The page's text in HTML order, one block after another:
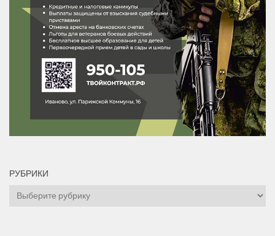
РУБРИКИ
Рубрики